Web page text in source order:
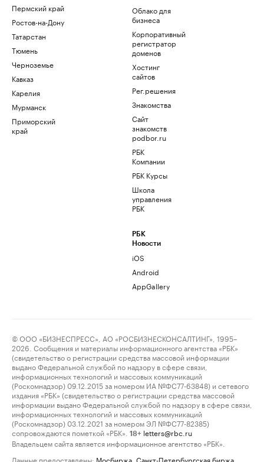
Пермский край
Ростов-на-Дону
Татарстан
Тюмень
Черноземье
Кавказ
Карелия
Мурманск
Приморский
край
Облако для
бизнеса
Корпоративный
регистратор
доменов
Хостинг
сайтов
Рег.решения
Знакомства
Сайт
знакомств
podbor.ru
РБК
Компании
РБК Курсы
Школа
управления
РБК
РБК
Новости
iOS
Android
AppGallery
© ООО «БИЗНЕСПРЕСС», АО «РОСБИЗНЕСКОНСАЛТИНГ», 1995–
2026. Сообщения и материалы информационного агентства «РБК»
(свидетельство о регистрации средства массовой информации
выдано Федеральной службой по надзору в сфере связи,
информационных технологий и массовых коммуникаций
(Роскомнадзор) 09.12.2015 за номером ИА №ФС77-63848) и сетевого
издания «РБК» (свидетельство о регистрации средства массовой
информации выдано Федеральной службой по надзору в сфере связи,
информационных технологий и массовых коммуникаций
(Роскомнадзор) 03.12.2021 за номером ЭЛ №ФС77-82385)
сопровождаются пометкой «РБК».
18+ letters@rbc.ru
Владельцем сайта является информационное агентство «РБК».
Данные предоставлены: Мосбиржа Санкт-Петербургская биржа